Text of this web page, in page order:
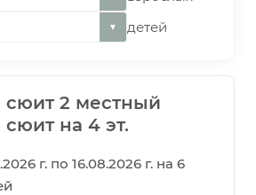
▼ детей
2 местный
на 4 эт.
г. по 16.08.2026 г. на 6